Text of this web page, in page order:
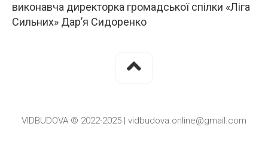
виконавча директорка громадської спілки «Ліга
Сильних» Дар’я Сидоренко
VIDBUDOVA © 2022-2025 | vidbudova.online@gmail.com